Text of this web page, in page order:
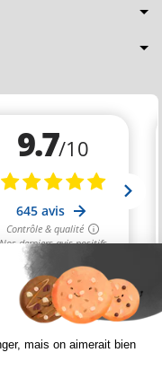
Avis Garantis,cliquez ici
et supports
mais on aimerait bien